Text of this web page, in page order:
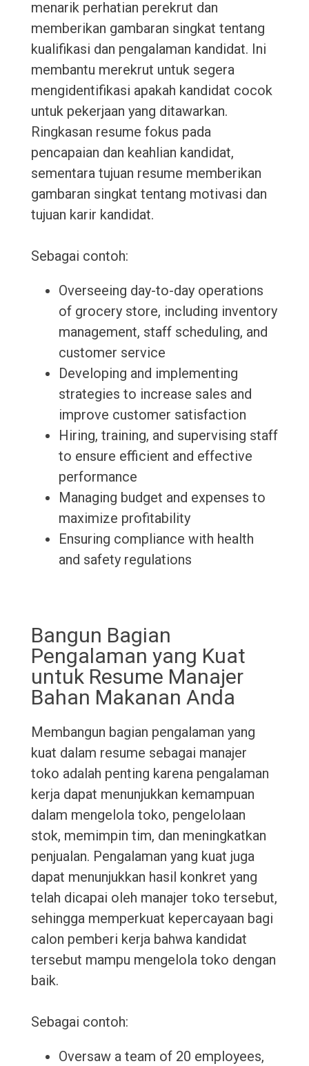
menarik perhatian perekrut dan
memberikan gambaran singkat tentang
kualifikasi dan pengalaman kandidat. Ini
membantu merekrut untuk segera
mengidentifikasi apakah kandidat cocok
untuk pekerjaan yang ditawarkan.
Ringkasan resume fokus pada
pencapaian dan keahlian kandidat,
sementara tujuan resume memberikan
gambaran singkat tentang motivasi dan
tujuan karir kandidat.
Sebagai contoh:
Overseeing day-to-day operations
of grocery store, including inventory
management, staff scheduling, and
customer service
Developing and implementing
strategies to increase sales and
improve customer satisfaction
Hiring, training, and supervising staff
to ensure efficient and effective
performance
Managing budget and expenses to
maximize profitability
Ensuring compliance with health
and safety regulations
Bangun Bagian
Pengalaman yang Kuat
untuk Resume Manajer
Bahan Makanan Anda
Membangun bagian pengalaman yang
kuat dalam resume sebagai manajer
toko adalah penting karena pengalaman
kerja dapat menunjukkan kemampuan
dalam mengelola toko, pengelolaan
stok, memimpin tim, dan meningkatkan
penjualan. Pengalaman yang kuat juga
dapat menunjukkan hasil konkret yang
telah dicapai oleh manajer toko tersebut,
sehingga memperkuat kepercayaan bagi
calon pemberi kerja bahwa kandidat
tersebut mampu mengelola toko dengan
baik.
Sebagai contoh:
Oversaw a team of 20 employees,